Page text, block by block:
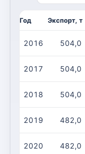
Год Экспорт, т
2016 504,0
2017 504,0
2018 504,0
2019 482,0
2020 482,0